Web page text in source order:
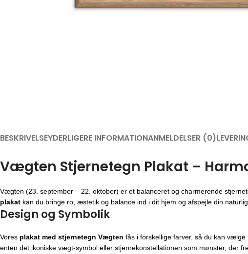
BESKRIVELSEYDERLIGERE INFORMATIONANMELDELSER (0)
Vægten Stjernetegn Plakat –
Vægten (23. september – 22. oktober) er et balanceret og charmerende
plakat kan du bringe ro, æstetik og balance ind i dit hjem og afspejle din
Design og Symbolik
Vores plakat med stjernetegn Vægten fås i forskellige farver, så du kan
enten det ikoniske vægt-symbol eller stjernekonstellationen som mønster,